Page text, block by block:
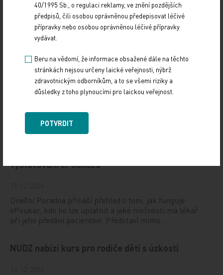
Doporučené
19. světový kongres Controversies in Neurology
(CONy)
10. 3. 2025
19. světový kongres Controversies in Neurology (CONy)
se bude konat v termínu 20.–22. března 2025 v Praze.
Vystavování ePoukazů
Dnešní Poradna přináší přehled o tom, jak funguje
ePoukaz, kde ho lze uplatnit a jaké možnosti má lékař
při jeho předání pacientovi. Představí mimo…
NUDZ nabízí kurs pro rodiče dětí s úzkostí
40/1995 Sb., o regulaci reklamy, ve znění pozdějších
předpisů, čili osobou oprávněnou předepisovat léčivé
přípravky nebo osobou oprávněnou léčivé přípravky
vydávat.
Beru na vědomí, že informace obsažené dále na těchto
stránkách nejsou určeny laické veřejnosti, nýbrž
zdravotnickým odborníkům, a to se všemi riziky a
důsledky z toho plynoucími pro laickou veřejnost.
POTVRDIT